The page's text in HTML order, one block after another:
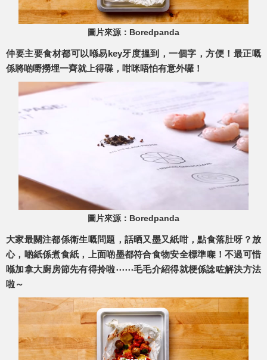
圖片來源：Boredpanda
仲要主要食材都可以喺易key牙度搵到，一個字，方便！最正嘅
係將啲嘢撈埋一齊就上得碟，咁咪唔怕有意外囉！
圖片來源：Boredpanda
大家最關注都係衛生嘅問題，話晒又墨又紙咁，點食落肚呀？放
心，啲紙係煮食紙，上面啲墨都符合食物安全標準㗎！不過可惜
喺加拿大廚房節先有得拎啦⋯⋯毛毛介紹得就梗係諗咗解決方法
啦～